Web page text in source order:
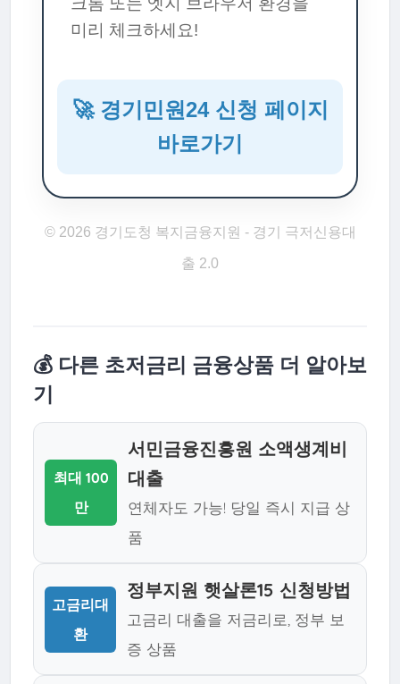
미리 체크하세요!
🚀 경기민원24 신청 페이지
바로가기
© 2026 경기도청 복지금융지원 - 경기 극저신용대
출 2.0
💰 다른 초저금리 금융상품 더 알아보
기
최대 100
만
서민금융진흥원 소액생계비
대출
연체자도 가능! 당일 즉시 지급 상
품
고금리대
환
정부지원 햇살론15 신청방법
고금리 대출을 저금리로, 정부 보
증 상품